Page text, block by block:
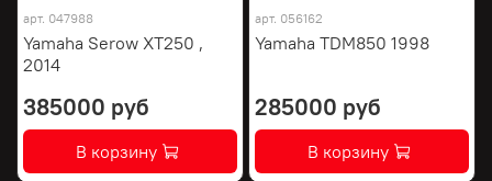
арт. 047988
Yamaha Serow XT250 ,
2014
385000 руб
В корзину
арт. 056162
Yamaha TDM850 1998
285000 руб
В корзину